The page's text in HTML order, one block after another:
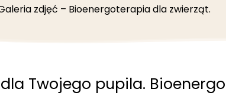
zdjęć – Bioenergoterapia dla zwierząt.
Twojego pupila.